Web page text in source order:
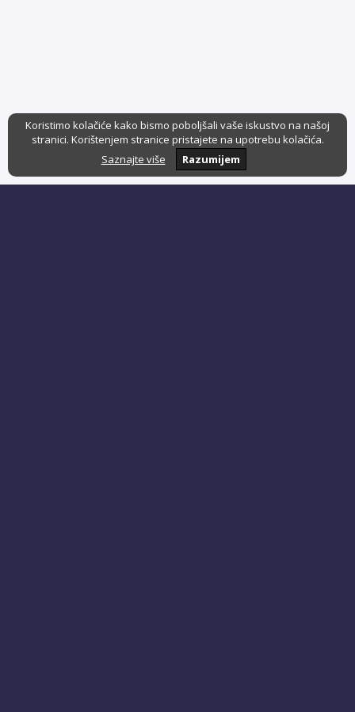
Koristimo kolačiće kako bismo poboljšali vaše iskustvo na našoj
stranici. Korištenjem stranice pristajete na upotrebu kolačića.
Saznajte više
Razumijem